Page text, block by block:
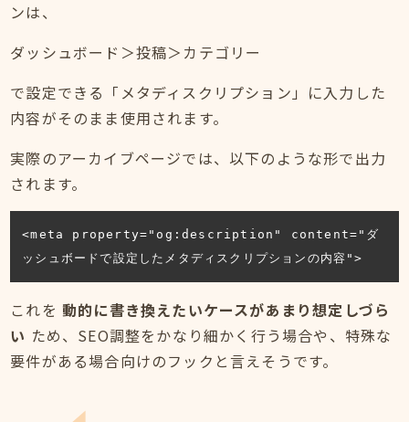
ンは、
ダッシュボード＞投稿＞カテゴリー
で設定できる「メタディスクリプション」に入力した
内容がそのまま使用されます。
実際のアーカイブページでは、以下のような形で出力
されます。
<meta property="og:description" content="ダ
ッシュボードで設定したメタディスクリプションの内容">
これを動的に書き換えたいケースがあまり想定しづら
い ため、SEO調整をかなり細かく行う場合や、特殊な
要件がある場合向けのフックと言えそうです。